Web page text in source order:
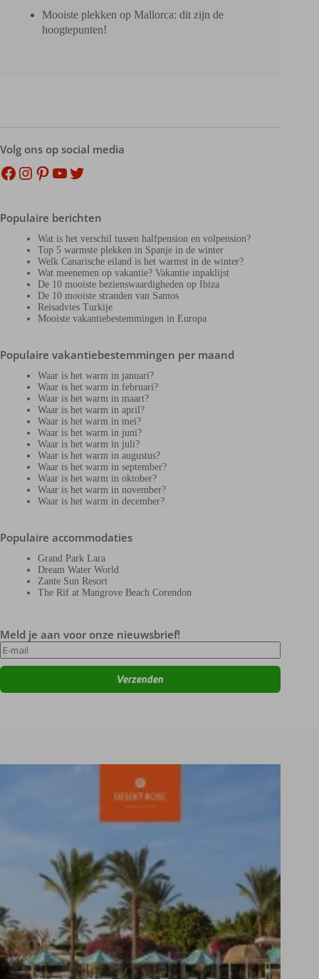
Mooiste plekken op Mallorca: dit zijn de
hoogtepunten!
Volg ons op social media
Facebook
Instagram
Pinterest
YouTube
Twitter
Populaire berichten
Wat is het verschil tussen halfpension en volpension?
Top 5 warmste plekken in Spanje in de winter
Welk Canarische eiland is het warmst in de winter?
Wat meenemen op vakantie? Vakantie inpaklijst
De 10 mooiste bezienswaardigheden op Ibiza
De 10 mooiste stranden van Samos
Reisadvies Turkije
Mooiste vakantiebestemmingen in Europa
Populaire vakantiebestemmingen per maand
Waar is het warm in januari?
Waar is het warm in februari?
Waar is het warm in maart?
Waar is het warm in april?
Waar is het warm in mei?
Waar is het warm in juni?
Waar is het warm in juli?
Waar is het warm in augustus?
Waar is het warm in september?
Waar is het warm in oktober?
Waar is het warm in november?
Waar is het warm in december?
Populaire accommodaties
Grand Park Lara
Dream Water World
Zante Sun Resort
The Rif at Mangrove Beach Corendon
Meld je aan voor onze nieuwsbrief!